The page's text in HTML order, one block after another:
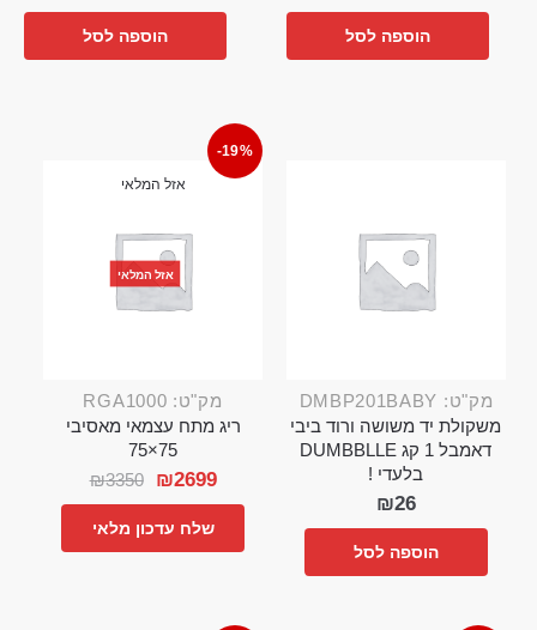
הוספה לסל הוספה לסל
מק"ט: DMBP201BABY
משקולת יד משושה ורוד ביבי
דאמבל 1 קג DUMBBLLE
בלעדי !
₪26
הוספה לסל
-19%
אזל המלאי
אזל המלאי
מק"ט: RGA1000
ריג מתח עצמאי מאסיבי
75×75
₪3350 ₪2699
שלח עדכון מלאי